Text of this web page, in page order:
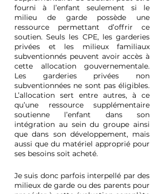
fourni à l’enfant seulement si le
milieu de garde possède une
ressource permettant d’offrir ce
soutien. Seuls les CPE, les garderies
privées et les milieux familiaux
subventionnés peuvent avoir accès à
cette allocation gouvernementale.
Les garderies privées non
subventionnées ne sont pas éligibles.
L’allocation sert entre autres, à ce
qu’une ressource supplémentaire
soutienne l’enfant dans son
intégration au sein du groupe ainsi
que dans son développement, mais
aussi que du matériel approprié pour
ses besoins soit acheté.
Je suis donc parfois interpellé par des
milieux de garde ou des parents pour